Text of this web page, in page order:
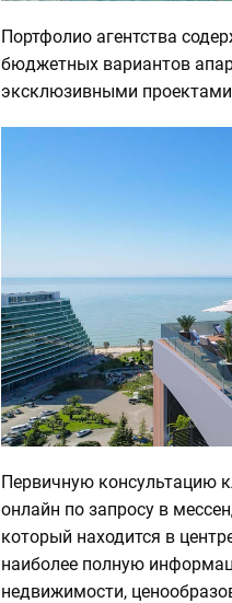
Портфолио агентства
бюджетных вариантов
эксклюзивными
Первичную консультацию
онлайн по запросу в
который находится в
наиболее полную
недвижимости,